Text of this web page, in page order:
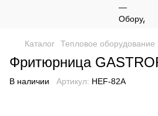
Каталог Тепловое оборудование
Фритюрница
В наличии Артикул: HEF-82A